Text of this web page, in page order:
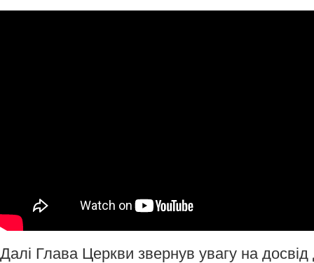
Далі Глава Церкви звернув увагу на